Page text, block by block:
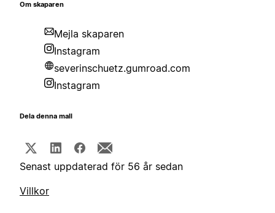
Om skaparen
Mejla skaparen
Instagram
severinschuetz.gumroad.com
Instagram
Dela denna mall
Senast uppdaterad för 56 år sedan
Villkor